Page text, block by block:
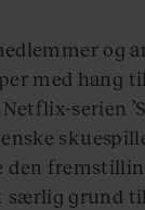
og
med hang
serien
særlig grund